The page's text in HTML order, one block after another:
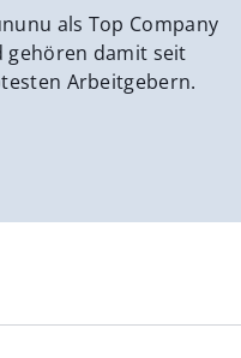
als Top Company
gehören damit seit
Arbeitgebern.